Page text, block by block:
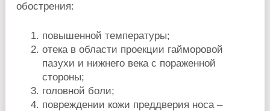
обострения:
повышенной температуры;
отека в области проекции гайморовой
пазухи и нижнего века с пораженной
стороны;
головной боли;
повреждении кожи преддверия носа –